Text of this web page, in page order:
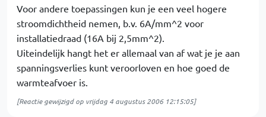
Voor andere toepassingen kun je een veel hogere
stroomdichtheid nemen, b.v. 6A/mm^2 voor
installatiedraad (16A bij 2,5mm^2).
Uiteindelijk hangt het er allemaal van af wat je je aan
spanningsverlies kunt veroorloven en hoe goed de
warmteafvoer is.
[Reactie gewijzigd op vrijdag 4 augustus 2006 12:15:05]